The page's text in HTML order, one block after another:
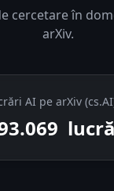
cercetare în
arXiv.
AI pe arXiv